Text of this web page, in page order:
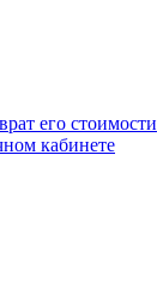
его стоимости
кабинете